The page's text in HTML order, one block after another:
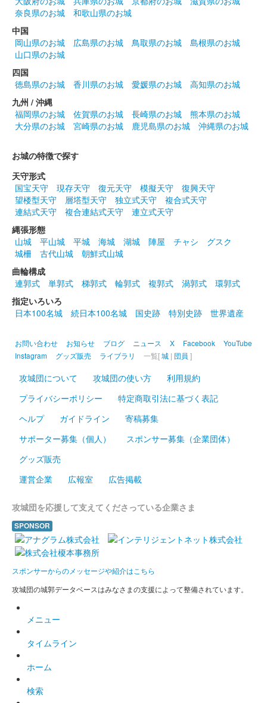
沼田城址 御城印
販売終了
沼田城跡 御城印 城の日
販売終了
沼田城跡 御城印
販売終了
沼田城跡 御城印
販売終了
沼田城址 御城印 春分の日
販売終了
沼田城跡 御城印 ひなまつり
販売終了
沼田城跡 御城印 旧暦（弥生） 2025年版
販売終了
沼田城跡 御城印 昭和百年 三月版
販売終了
沼田城址 御城印
販売終了
沼田城跡 御城印
販売終了
沼田城跡 御城印
奈良県のお城
和歌山県のお城
中国
岡山県のお城
広島県のお城 鳥取県のお城
島根県のお城
山口県のお城
四国
徳島県のお城
香川県のお城 愛媛県のお城
高知県のお城
九州 / 沖縄
福岡県のお城
佐賀県のお城 長崎県のお城
熊本県のお城
大分県のお城
宮崎県のお城 鹿児島県のお城 沖縄県のお城
お城の特徴で探す
天守形式
国宝天守
現存天守 復元天守 模擬天守
復興天守
望楼型天守
層塔型天守 独立式天守
複合式天守
連結式天守
複合連結式天守
連立式天守
縄張形態
山城
平山城 平城 海城 湖城 陣屋 チャシ
グスク
城柵
古代山城
朝鮮式山城
曲輪構成
連郭式
単郭式 梯郭式 輪郭式 複郭式 渦郭式
環郭式
指定いろいろ
日本100名城
続日本100名城 国史跡 特別史跡 世界遺産
お問い合わせ お知らせ ブログ ニュース X Facebook
YouTube
Instagram
グッズ販売 ライブラリ 一覧[城 | 団員 ]
攻城団について 攻城団の使い方
利用規約
プライバシーポリシー
特定商取引法に基づく表記
ヘルプ
ガイドライン
寄稿募集
サポーター募集（個人）
スポンサー募集（企業団体）
グッズ販売
運営企業
広報室 広告掲載
攻城団を応援して支えてくださっている企業さま
SPONSOR
スポンサーからのメッセージや紹介はこちら
攻城団の城郭データベースはみなさまの支援によって整備されています。
メニュー
タイムライン
ホーム
検索